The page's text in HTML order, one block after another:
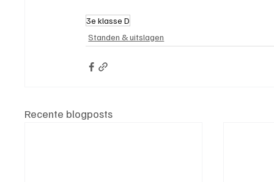
3e klasse D
Standen & uitslagen
Recente blogposts